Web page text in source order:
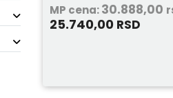
MP cena:30.888,00
25.740,00 RSD